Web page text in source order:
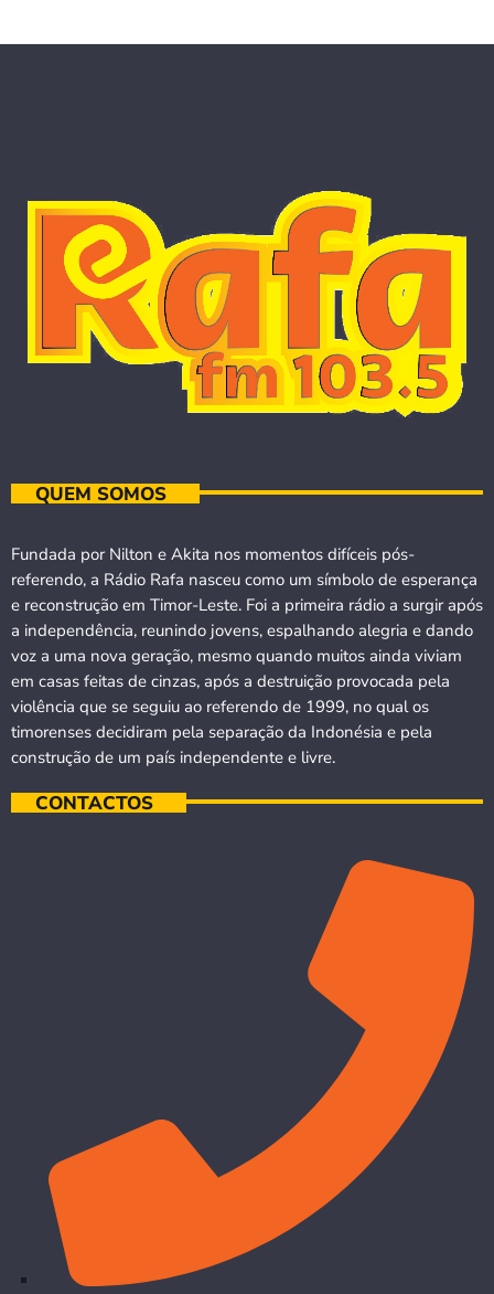
QUEM SOMOS
Fundada por Nilton e Akita nos momentos difíceis pós-
referendo, a Rádio Rafa nasceu como um símbolo de esperança
e reconstrução em Timor-Leste. Foi a primeira rádio a surgir após
a independência, reunindo jovens, espalhando alegria e dando
voz a uma nova geração, mesmo quando muitos ainda viviam
em casas feitas de cinzas, após a destruição provocada pela
violência que se seguiu ao referendo de 1999, no qual os
timorenses decidiram pela separação da Indonésia e pela
construção de um país independente e livre.
CONTACTOS